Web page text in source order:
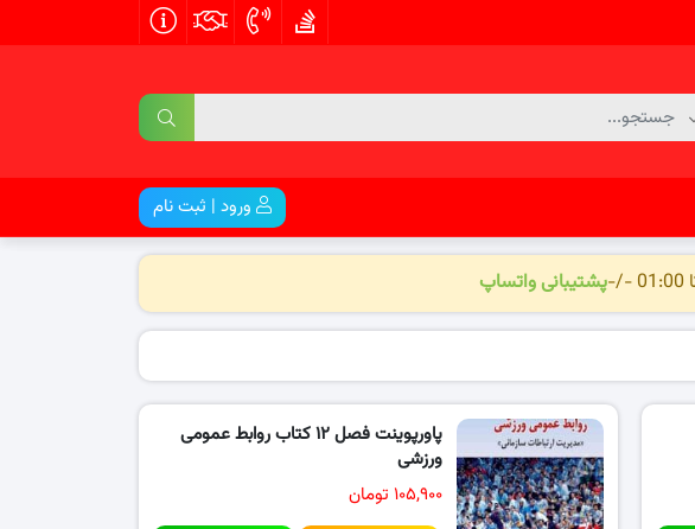
ورود | ثبت نام
پشتیبانی واتساپ
پاورپوینت فصل ۱۲ کتاب روابط عمومی
ورزشی
۱۰۵,۹۰۰ تومان